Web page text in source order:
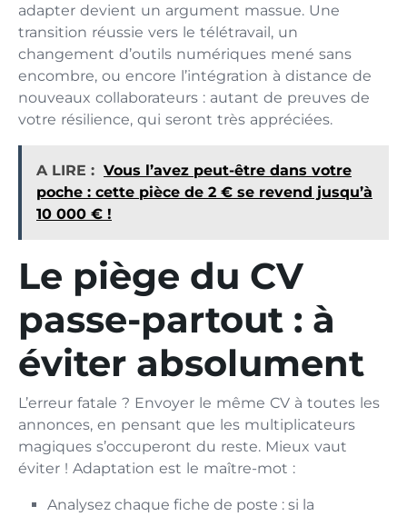
adapter devient un argument massue. Une
transition réussie vers le télétravail, un
changement d’outils numériques mené sans
encombre, ou encore l’intégration à distance de
nouveaux collaborateurs : autant de preuves de
votre résilience, qui seront très appréciées.
A LIRE : Vous l’avez peut-être dans votre
poche : cette pièce de 2 € se revend jusqu’à
10 000 € !
Le piège du CV
passe-partout : à
éviter absolument
L’erreur fatale ? Envoyer le même CV à toutes les
annonces, en pensant que les multiplicateurs
magiques s’occuperont du reste. Mieux vaut
éviter ! Adaptation est le maître-mot :
Analysez chaque fiche de poste : si la